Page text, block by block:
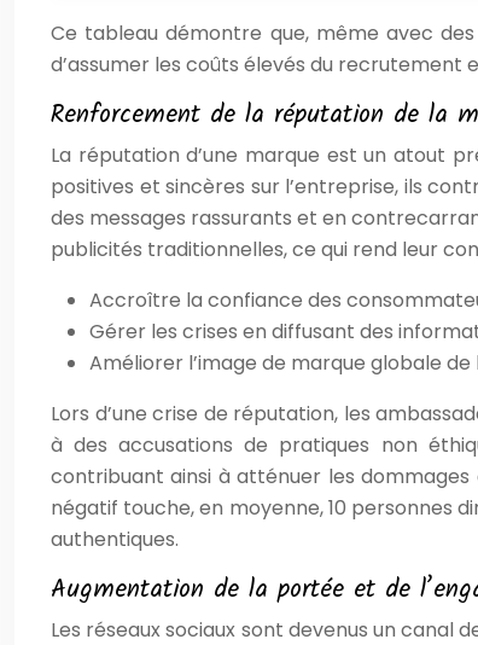
Ce tableau démontre que, même avec
d’assumer les coûts élevés du recrutement
Renforcement de la réputation de la
La réputation d’une marque est un atout
positives et sincères sur l’entreprise, ils
des messages rassurants et en
publicités traditionnelles, ce qui rend leur
Accroître la confiance des
Gérer les crises en diffusant des
Améliorer l’image de marque globale de
Lors d’une crise de réputation, les
à des accusations de pratiques non
contribuant ainsi à atténuer les
négatif touche, en moyenne, 10 personnes
authentiques.
Augmentation de la portée et de
Les réseaux sociaux sont devenus un